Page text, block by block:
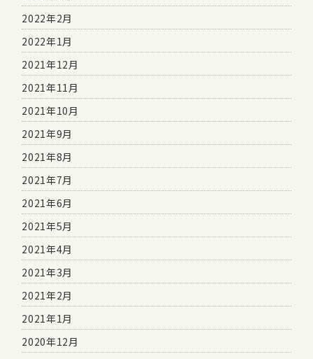
2022年2月
2022年1月
2021年12月
2021年11月
2021年10月
2021年9月
2021年8月
2021年7月
2021年6月
2021年5月
2021年4月
2021年3月
2021年2月
2021年1月
2020年12月